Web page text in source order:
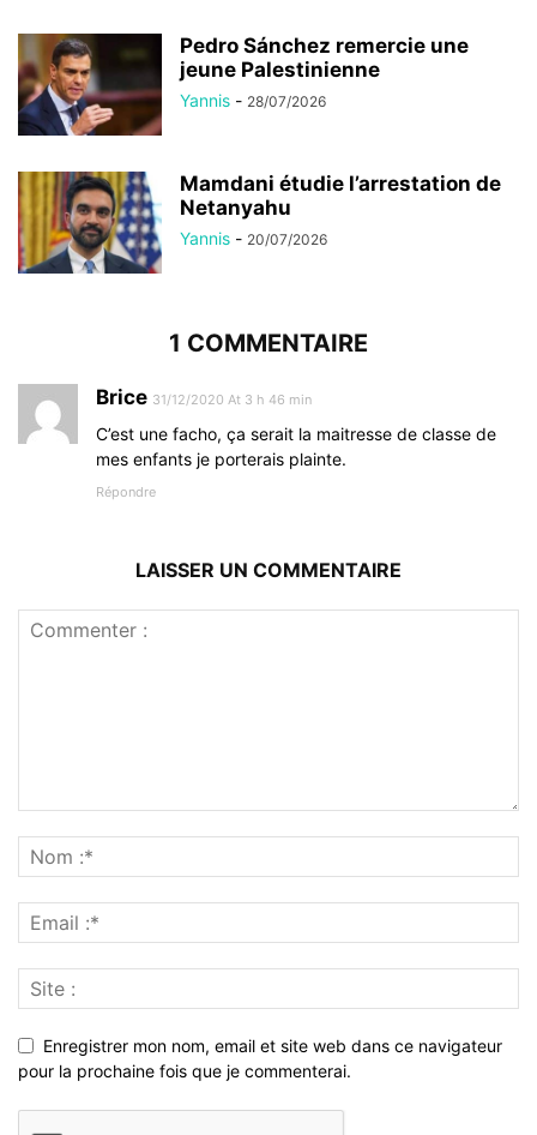
Pedro Sánchez remercie une
jeune Palestinienne
Yannis - 28/07/2026
Mamdani étudie l’arrestation de
Netanyahu
Yannis - 20/07/2026
1 COMMENTAIRE
Brice 31/12/2020 At 3 h 46 min
C’est une facho, ça serait la maitresse de classe de
mes enfants je porterais plainte.
Répondre
LAISSER UN COMMENTAIRE
Enregistrer mon nom, email et site web dans ce navigateur
pour la prochaine fois que je commenterai.